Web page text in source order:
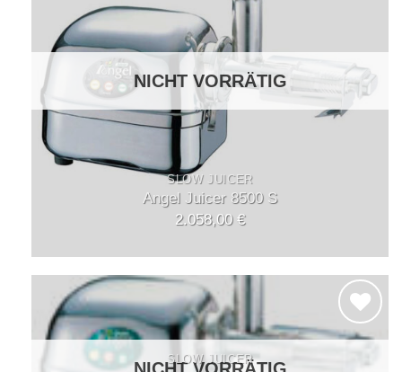
NICHT VORRÄTIG
SLOW JUICER
Angel Juicer 8500 S
2.058,00 €
Auf die
Wunschliste
SLOW JUICER